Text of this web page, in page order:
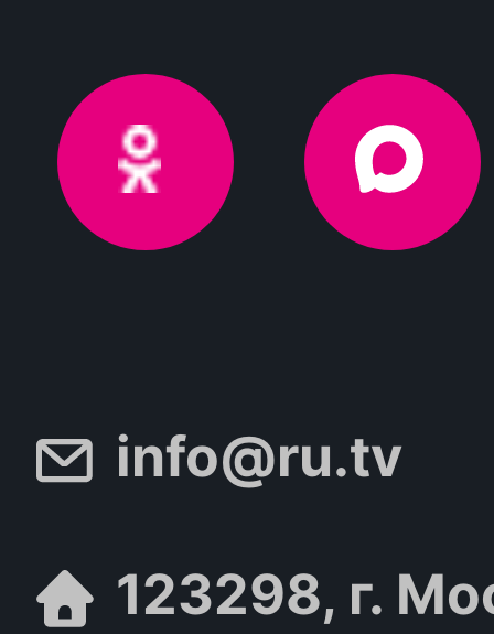
info@ru.tv
123298, г.